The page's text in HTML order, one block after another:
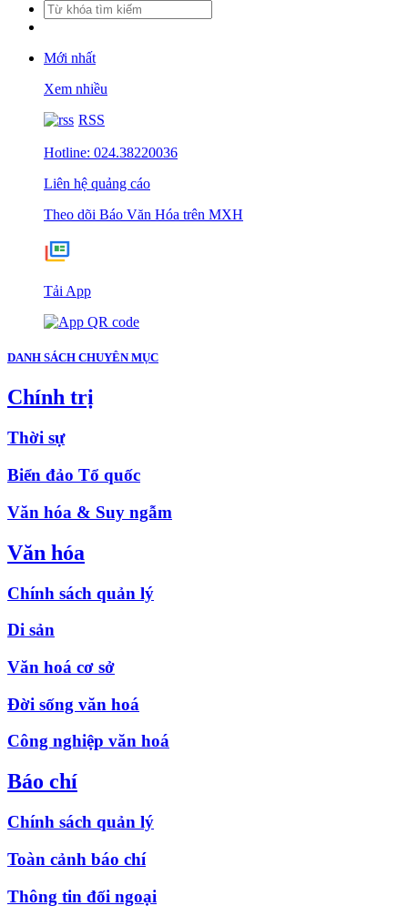
Mới nhất
Xem nhiều
RSS
Hotline: 024.38220036
Liên hệ quảng cáo
Theo dõi Báo Văn Hóa trên MXH
Tải App
DANH SÁCH CHUYÊN MỤC
Chính trị
Thời sự
Biển đảo Tổ quốc
Văn hóa & Suy ngẫm
Văn hóa
Chính sách quản lý
Di sản
Văn hoá cơ sở
Đời sống văn hoá
Công nghiệp văn hoá
Báo chí
Chính sách quản lý
Toàn cảnh báo chí
Thông tin đối ngoại